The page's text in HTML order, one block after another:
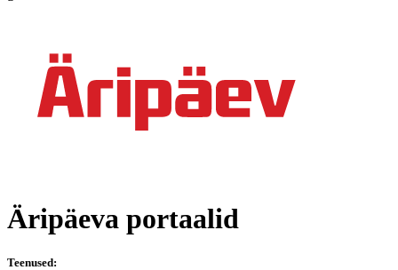
Äripäeva portaalid
Teenused: